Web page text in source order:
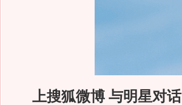
上搜狐微博 与明星对话